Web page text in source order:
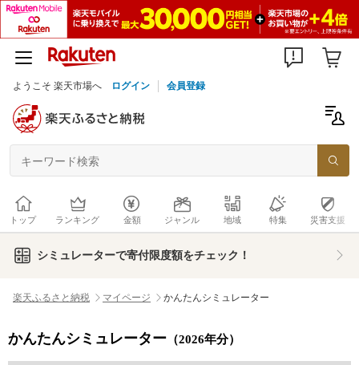
ようこそ 楽天市場へ ログイン 会員登録
トップ ランキング 金額 ジャンル 地域 特集 災害支援
シミュレーターで寄付限度額をチェック！
楽天ふるさと納税 マイページ かんたんシミュレーター
かんたんシミュレーター （2026年分）